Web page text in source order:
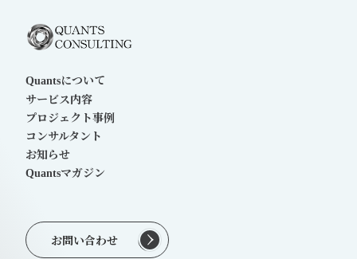
Quantsについて
サービス内容
プロジェクト事例
コンサルタント
お知らせ
Quantsマガジン
お問い合わせ